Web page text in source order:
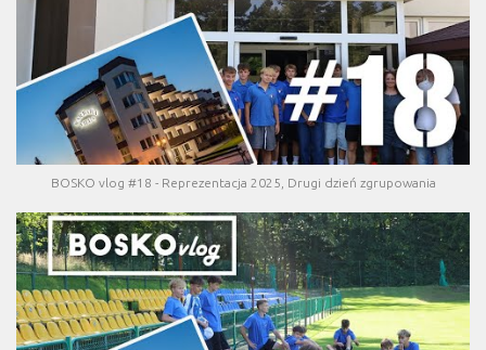
BOSKO vlog #18 - Reprezentacja 2025, Drugi dzień zgrupowania